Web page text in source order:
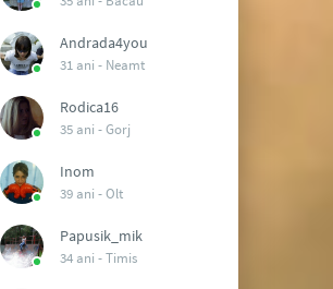
Andrada4you
31 ani - Neamt
Rodica16
35 ani -Gorj
Inom
39 ani -Olt
Papusik_mik
34 ani -Timis